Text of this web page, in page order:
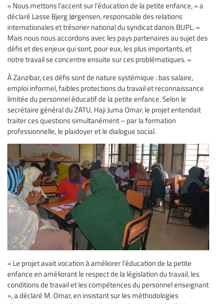
« Nous mettons l’accent sur l’éducation de la petite enfance, » a
déclaré Lasse Bjerg Jørgensen, responsable des relations
internationales et trésorier national du syndicat danois BUPL. «
Mais nous nous accordons avec les pays partenaires au sujet des
défis et des enjeux qui sont, pour eux, les plus importants, et
notre travail se concentre ensuite sur ces problématiques. »
À Zanzibar, ces défis sont de nature systémique : bas salaire,
emploi informel, faibles protections du travail et reconnaissance
limitée du personnel éducatif de la petite enfance. Selon le
secrétaire général du ZATU, Haji Juma Omar, le projet entendait
traiter ces questions simultanément – par la formation
professionnelle, le plaidoyer et le dialogue social.
« Le projet avait vocation à améliorer l’éducation de la petite
enfance en améliorant le respect de la législation du travail, les
conditions de travail et les compétences du personnel enseignant
», a déclaré M. Omar, en insistant sur les méthodologies